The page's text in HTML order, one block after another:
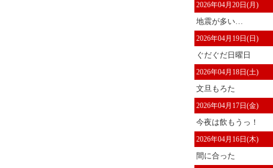
2026年04月20日(月)
地震が多い…
2026年04月19日(日)
ぐだぐだ日曜日
2026年04月18日(土)
文旦もろた
2026年04月17日(金)
今夜は飲もうっ！
2026年04月16日(木)
間に合った